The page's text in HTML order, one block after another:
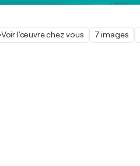
Voir l'œuvre chez vous 7 images